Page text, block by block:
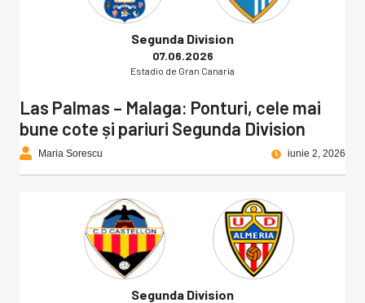
Segunda Division
07.06.2026
Estadio de Gran Canaria
Las Palmas – Malaga: Ponturi, cele mai
bune cote și pariuri Segunda Division
Maria Sorescu iunie 2, 2026
Segunda Division